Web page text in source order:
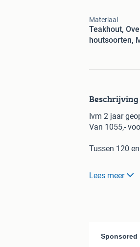
Materiaal
Teakhout,
houtsoorten,
Beschrijving
Ivm 2 jaar
Van 1055,-
Tussen 120
Stoere
Opening
Suar hout is
Lees meer